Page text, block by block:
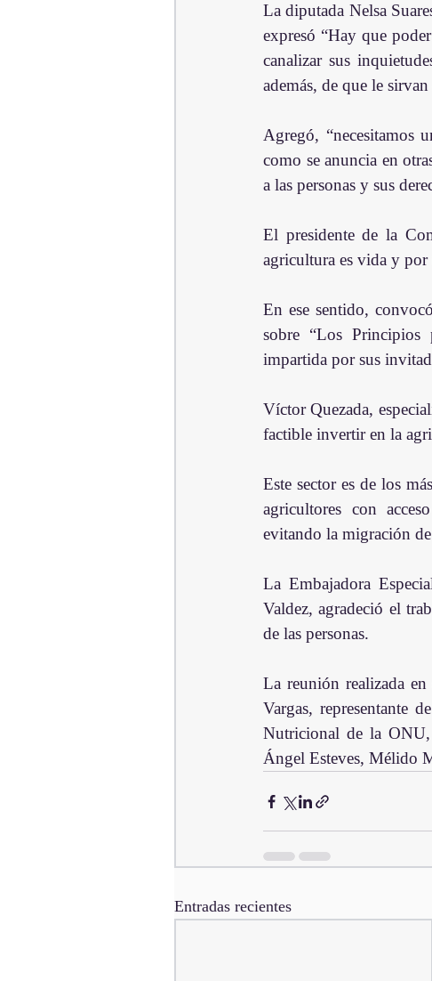
La diputada Nelsa
expresó “Hay que
canalizar sus
además, de que le
Agregó, “necesitamos
como se anuncia en
a las personas y sus
El presidente de la
agricultura es vida y por
En ese sentido,
sobre “Los Principios
impartida por sus
Víctor Quezada,
factible invertir en la
Este sector es de los
agricultores con
evitando la migración
La Embajadora
Valdez, agradeció el
de las personas.
La reunión realizada
Vargas, representante
Nutricional de la ONU,
Ángel Esteves, Mélido
Entradas recientes